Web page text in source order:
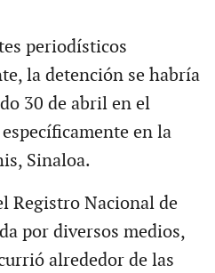
periodísticos
la detención se habría
30 de abril en el
en la
Sinaloa.
Registro Nacional de
por diversos medios,
alrededor de las